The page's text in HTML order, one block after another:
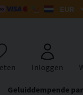
Geluiddempende